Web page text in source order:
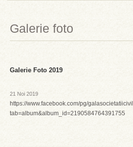
Galerie foto
Galerie Foto 2019
21 Noi 2019
https://www.facebook.com/pg/
tab=album&album_id=2190584764391755